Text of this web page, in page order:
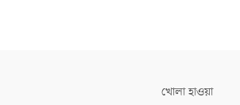
খোলা হাওয়া